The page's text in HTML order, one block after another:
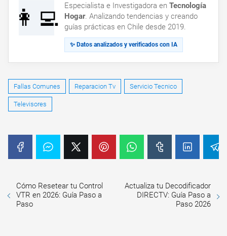
👩‍💻 Especialista e Investigadora en Tecnología
Hogar. Analizando tendencias y creando
guías prácticas en Chile desde 2019.
✨ Datos analizados y verificados con IA
Fallas Comunes Reparacion Tv Servicio Tecnico
Televisores
Cómo Resetear tu Control
VTR en 2026: Guía Paso a
Paso
Actualiza tu Decodificador
DIRECTV: Guía Paso a
Paso 2026